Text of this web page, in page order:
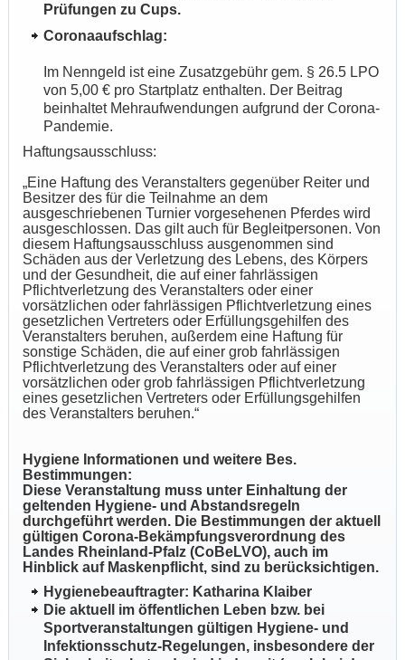
Prüfungen zu Cups.
Coronaaufschlag:
Im Nenngeld ist eine Zusatzgebühr gem. § 26.5 LPO
von 5,00 € pro Startplatz enthalten. Der Beitrag
beinhaltet Mehraufwendungen aufgrund der Corona-
Pandemie.
Haftungsausschluss:
„Eine Haftung des Veranstalters gegenüber Reiter und
Besitzer des für die Teilnahme an dem
ausgeschriebenen Turnier vorgesehenen Pferdes wird
ausgeschlossen. Das gilt auch für Begleitpersonen. Von
diesem Haftungsausschluss ausgenommen sind
Schäden aus der Verletzung des Lebens, des Körpers
und der Gesundheit, die auf einer fahrlässigen
Pflichtverletzung des Veranstalters oder einer
vorsätzlichen oder fahrlässigen Pflichtverletzung eines
gesetzlichen Vertreters oder Erfüllungsgehilfen des
Veranstalters beruhen, außerdem eine Haftung für
sonstige Schäden, die auf einer grob fahrlässigen
Pflichtverletzung des Veranstalters oder auf einer
vorsätzlichen oder grob fahrlässigen Pflichtverletzung
eines gesetzlichen Vertreters oder Erfüllungsgehilfen
des Veranstalters beruhen.“
Hygiene Informationen und weitere Bes.
Bestimmungen:
Diese Veranstaltung muss unter Einhaltung der
geltenden Hygiene- und Abstandsregeln
durchgeführt werden. Die Bestimmungen der aktuell
gültigen Corona-Bekämpfungsverordnung des
Landes Rheinland-Pfalz (CoBeLVO), auch im
Hinblick auf Maskenpflicht, sind zu berücksichtigen.
Hygienebeauftragter: Katharina Klaiber
Die aktuell im öffentlichen Leben bzw. bei
Sportveranstaltungen gültigen Hygiene- und
Infektionsschutz-Regelungen, insbesondere der